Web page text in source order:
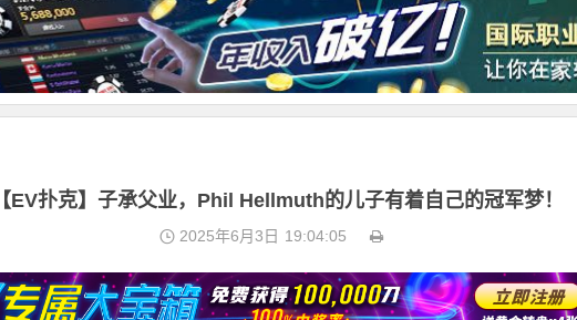
【EV扑克】子承父业，Phil Hellmuth的儿子有着自己的冠军梦！
2025年6月3日 19:04:05